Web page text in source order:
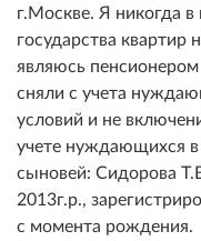
г.Москве. Я никогда в
государства квартир
являюсь
сняли с учета
условий и не
учете нуждающихся
сыновей: Сидорова
2013г.р.,
с момента рождения.